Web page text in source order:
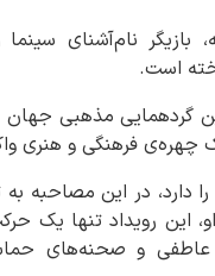
نام‌آشنای سینما
است.
گردهمایی مذهبی
چهره‌ی فرهنگی و هنری
دارد، در این مصاحبه
او، این رویداد تنها یک
عاطفی و صحنه‌های